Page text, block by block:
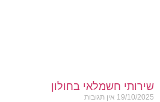
שירותי חשמלאי בחולון
19/10/2025 אין תגובות